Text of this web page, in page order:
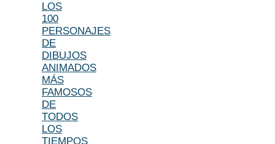
LOS
100
PERSONAJES
DE
DIBUJOS
ANIMADOS
MÁS
FAMOSOS
DE
TODOS
LOS
TIEMPOS